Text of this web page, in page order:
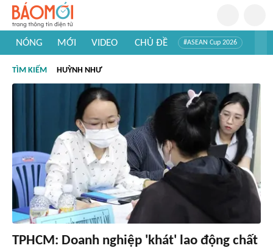
NÓNG MỚI VIDEO CHỦ ĐỀ #ASEAN Cup 2026
#Khám phá thế giới
TÌM KIẾM HUỲNH NHƯ
TPHCM: Doanh nghiệp 'khát' lao động chất